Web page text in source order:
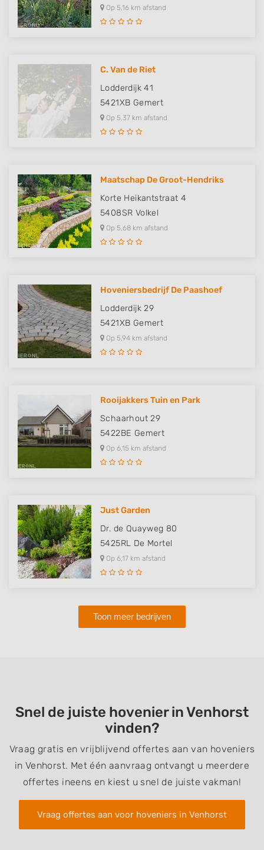
Op 5,16 km afstand
C. Van de Riet
Lodderdijk 41
5421XB Gemert
Op 5,37 km afstand
Maatschap De Groot-Hendriks
Korte Heikantstraat 4
5408SR Volkel
Op 5,68 km afstand
Hoveniersbedrijf De Paashoef
Lodderdijk 29
5421XB Gemert
Op 5,94 km afstand
Rooijakkers Tuin en Park
Schaarhout 29
5422BE Gemert
Op 6,15 km afstand
Just Garden
Dr. de Quayweg 80
5425RL De Mortel
Op 6,17 km afstand
Toon meer bedrijven
Snel de juiste hovenier in Venhorst
vinden?
Vraag gratis en vrijblijvend offertes aan van hoveniers
in Venhorst. Met één aanvraag ontvangt u meerdere
offertes ineens en kiest u snel de juiste vakman!
Vraag offertes aan voor hoveniers in Venhorst